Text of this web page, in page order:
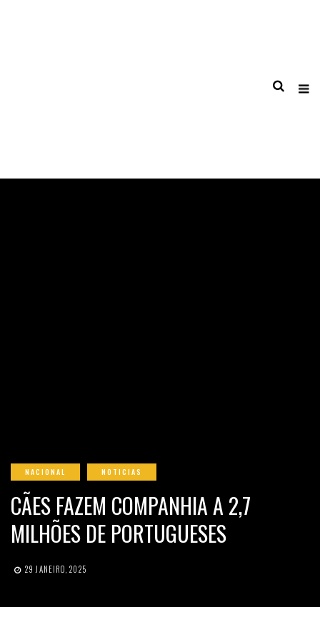
NACIONAL NOTICIAS
CÃES FAZEM COMPANHIA A 2,7
MILHÕES DE PORTUGUESES
29 JANEIRO, 2025